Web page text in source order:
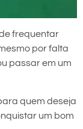
frequentar
por falta
passar em um
quem deseja
um bom